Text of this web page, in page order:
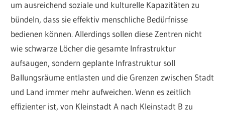
um ausreichend soziale und kulturelle Kapazitäten zu
bündeln, dass sie effektiv menschliche Bedürfnisse
bedienen können. Allerdings sollen diese Zentren nicht
wie schwarze Löcher die gesamte Infrastruktur
aufsaugen, sondern geplante Infrastruktur soll
Ballungsräume entlasten und die Grenzen zwischen Stadt
und Land immer mehr aufweichen. Wenn es zeitlich
effizienter ist, von Kleinstadt A nach Kleinstadt B zu